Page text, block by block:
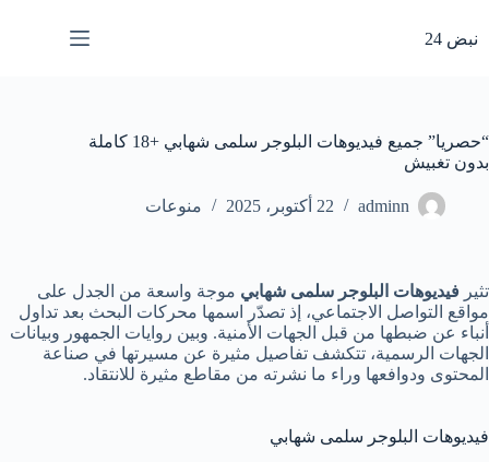
المحتوى
نبض 24
“حصريا” جميع فيديوهات البلوجر سلمى شهابي +18 كاملة
بدون تغبيش
adminn 22 أكتوبر، 2025 منوعات
تثير فيديوهات البلوجر سلمى شهابي موجة واسعة من الجدل على
مواقع التواصل الاجتماعي، إذ تصدّر اسمها محركات البحث بعد تداول
أنباء عن ضبطها من قبل الجهات الأمنية. وبين روايات الجمهور وبيانات
الجهات الرسمية، تتكشف تفاصيل مثيرة عن مسيرتها في صناعة
المحتوى ودوافعها وراء ما نشرته من مقاطع مثيرة للانتقاد.
فيديوهات البلوجر سلمى شهابي